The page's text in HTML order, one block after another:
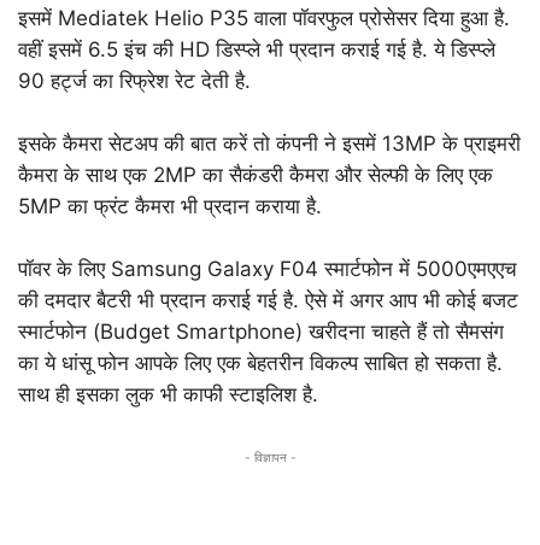
इसमें Mediatek Helio P35 वाला पॉवरफुल प्रोसेसर दिया हुआ है.
वहीं इसमें 6.5 इंच की HD डिस्प्ले भी प्रदान कराई गई है. ये डिस्प्ले
90 हर्ट्ज का रिफ्रेश रेट देती है.
इसके कैमरा सेटअप की बात करें तो कंपनी ने इसमें 13MP के प्राइमरी
कैमरा के साथ एक 2MP का सैकंडरी कैमरा और सेल्फी के लिए एक
5MP का फ्रंट कैमरा भी प्रदान कराया है.
पॉवर के लिए Samsung Galaxy F04 स्मार्टफोन में 5000एमएएच
की दमदार बैटरी भी प्रदान कराई गई है. ऐसे में अगर आप भी कोई बजट
स्मार्टफोन (Budget Smartphone) खरीदना चाहते हैं तो सैमसंग
का ये धांसू फोन आपके लिए एक बेहतरीन विकल्प साबित हो सकता है.
साथ ही इसका लुक भी काफी स्टाइलिश है.
- विज्ञापन -